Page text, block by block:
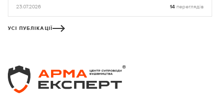
23.07.2026 14 переглядів
УСІ ПУБЛІКАЦІЇ